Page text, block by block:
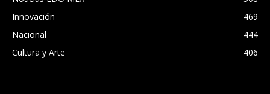
Innovación
469
Nacional
444
Cultura y Arte
406